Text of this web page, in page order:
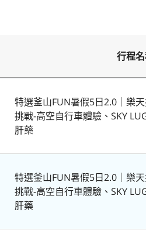
行程
特選釜山FUN暑假5日2.0｜樂
挑戰-高空自行車體驗、SKY
肝藥
特選釜山FUN暑假5日2.0｜樂
挑戰-高空自行車體驗、SKY
肝藥